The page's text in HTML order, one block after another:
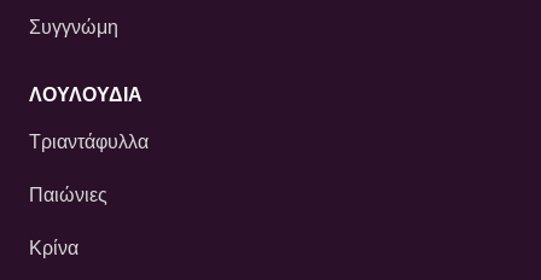
Συγγνώμη
ΛΟΥΛΟΎΔΙΑ
Τριαντάφυλλα
Παιώνιες
Κρίνα